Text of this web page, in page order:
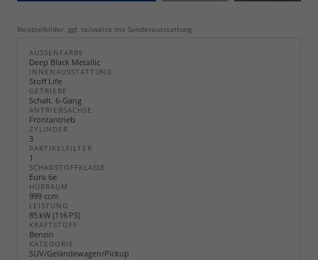
Beispielbilder, ggf. teilweise mit Sonderausstattung
AUSSENFARBE
Deep Black Metallic
INNENAUSSTATTUNG
Stoff Life
GETRIEBE
Schalt. 6-Gang
ANTRIEBSACHSE
Frontantrieb
ZYLINDER
3
PARTIKELFILTER
1
SCHADSTOFFKLASSE
Euro 6e
HUBRAUM
999 ccm
LEISTUNG
85 kW (116 PS)
KRAFTSTOFF
Benzin
KATEGORIE
SUV/Geländewagen/Pickup